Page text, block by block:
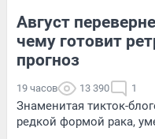
Август
чему готовит
прогноз
19 часов 13 390 1
Знаменитая тикток-
редкой формой рака,